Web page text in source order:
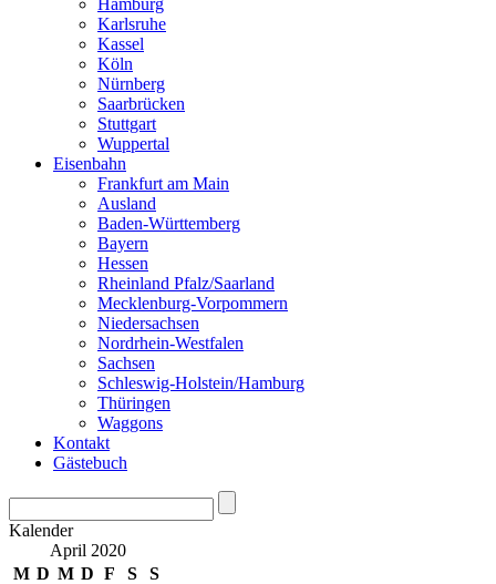
Hamburg
Karlsruhe
Kassel
Köln
Nürnberg
Saarbrücken
Stuttgart
Wuppertal
Eisenbahn
Frankfurt am Main
Ausland
Baden-Württemberg
Bayern
Hessen
Rheinland Pfalz/Saarland
Mecklenburg-Vorpommern
Niedersachsen
Nordrhein-Westfalen
Sachsen
Schleswig-Holstein/Hamburg
Thüringen
Waggons
Kontakt
Gästebuch
Kalender
April 2020
M D M D F S
S